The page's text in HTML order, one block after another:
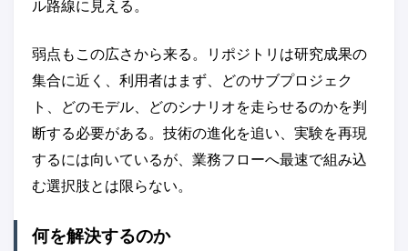
ル路線に見える。
弱点もこの広さから来る。リポジトリは研究成果の
集合に近く、利用者はまず、どのサブプロジェク
ト、どのモデル、どのシナリオを走らせるのかを判
断する必要がある。技術の進化を追い、実験を再現
するには向いているが、業務フローへ最速で組み込
む選択肢とは限らない。
何を解決するのか